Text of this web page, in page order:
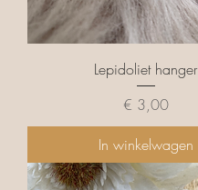
Lepidoliet hanger
Prijs
€ 3,00
In winkelwagen